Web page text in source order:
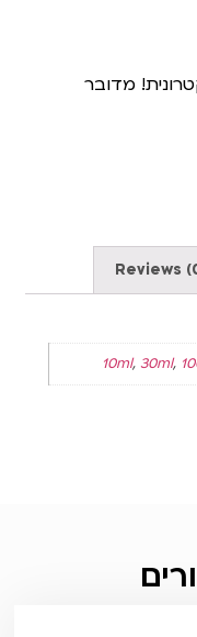
מדובר
Reviews
10ml, 30ml,